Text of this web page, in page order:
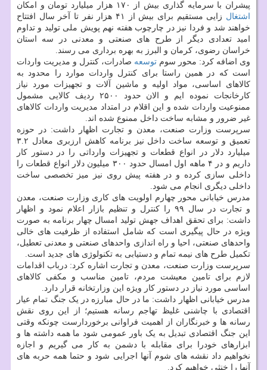
پیشران با سرمایه گذاری بیش از ۱۷۰ هزار میلیارد تومان و امکان
اشتغال
زایی مستقیم برای بیش از ۴۱ هزار نفر تا آخر سال افتتاح
خواهند شد و فردا نیز در چارچوب هفته نهم پویش ملی تولید و تداوم
امید تعدادی دیگر از طرح های صنعتی و معدنی در سه استان
خراسان رضوی، کرمان و البرز به بهره برداری می رسند.
وی اضافه کرد: محور سوم توسعه صادرات، کنترل و مدیریت واردات
است که در همین راستا برای کنترل واردات موارد را محدود به
کالاهای اساسی، مواد اولیه و ماشین آلات و تجهیزات مورد نیاز
کارخانجات نموده ایم و الان حدود ۲۵۰۰ ردیف کالایی مشمول
ممنوعیت واردات شده و این اقلام در امتداد مدیریت واردات کالاهای
غیر ضرور و مشابه ساخت داخل ممنوع شده اند.
سرپرست وزارت صنعت، معدن و تجارت اظهار داشت: در حوزه
تعمیق و توسعه ساخت داخل نیز برنامه کاهش ارزبری معادل ۳.۲
میلیارد دلار در انواع قطعات و تجهیزات وارداتی را در دستور کار
داریم و در ۴ ماهه اول امسال حدود ۳۰۰ میلیون دلار انواع قطعات را
داخلی سازی کرده و در هفته پیش روی نیز میز تخصصی ساخت
داخلی دیگری انجام می شود.
مدرس خیابانی محور چهارم اولویت های کاری وزارت صنعت، معدن
و تجارت در سال ۹۹ را کنترل و تنظیم بازار اعلام نمود و اظهار
داشت: برای تحقق اهداف جهش تولید امسال چهار برنامه به صورت
ویژه در حال پیگیری است که شامل استفاده از ظرفیت های خالی
واحدهای صنعتی، احیا و راه اندازی واحدهای صنعتی و معدنی تعطیل،
تکمیل طرح های نیمه تمام و دستیابی به تکنولوژی های جدید است.
سرپرست وزارت صنعت، معدن و تجارت اشاره کرد: درباب اقدامات
لازم برای تامین معیشت مردم، تامین مناسب و مکفی کالاهای
اساسی مورد نیاز در دستور کار ویژه این وزارتخانه قرار دارد.
مدرس خیابانی اظهار داشت: ما در حال مبارزه در یک جنگ تمام عیار
اقتصادی با چاشنی غلیظ تهاجم رسانه هستیم؛ از این روی نقش
رسانه ها و خبرنگاران از اهمیت فراوانی برخوردارست چونکه وقتی
این جنگ اقتصادی تبدیل به یک باور عمومی شود ما همه داشته ها و
ابزارهای خودرا برای مقابله با دشمن به کار می گیریم و اجازه
نخواهیم داد نقشه های شوم آنها اجرایی شود و حتما همه حربه های
آنها را خنثی خواهیم کرد.